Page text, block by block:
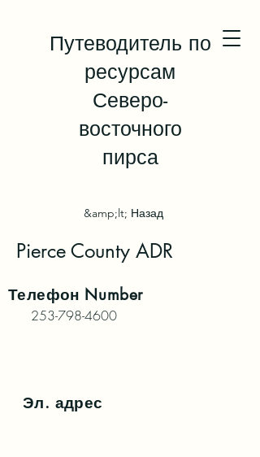
Путеводитель по
ресурсам
Северо-
восточного
пирса
&amp;lt; Назад
Pierce County ADR
Телефон Number
253-798-4600
Эл. адрес